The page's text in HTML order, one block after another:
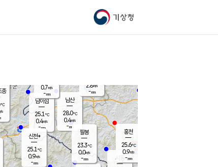
기상청
남이섬
25.1℃
0.4m/s
-mm
남산
28.0℃
0.4m/s
-mm
팔봉
23.3℃
0.0m/s
-mm
0.7m/s
-mm
종
℃
s
신천*
25.1℃
0.9m/s
-mm
시동
홍천
25.6℃
0.9m/s
-mm
2.8m/s
-mm